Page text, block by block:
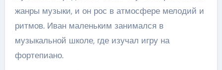
жанры музыки, и он рос в атмосфере мелодий и
ритмов. Иван маленьким занимался в
музыкальной школе, где изучал игру на
фортепиано.